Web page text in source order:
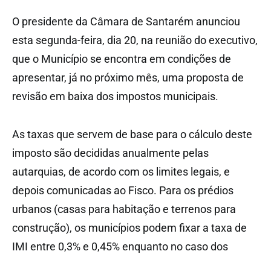
O presidente da Câmara de Santarém anunciou
esta segunda-feira, dia 20, na reunião do executivo,
que o Município se encontra em condições de
apresentar, já no próximo mês, uma proposta de
revisão em baixa dos impostos municipais.
As taxas que servem de base para o cálculo deste
imposto são decididas anualmente pelas
autarquias, de acordo com os limites legais, e
depois comunicadas ao Fisco. Para os prédios
urbanos (casas para habitação e terrenos para
construção), os municípios podem fixar a taxa de
IMI entre 0,3% e 0,45% enquanto no caso dos